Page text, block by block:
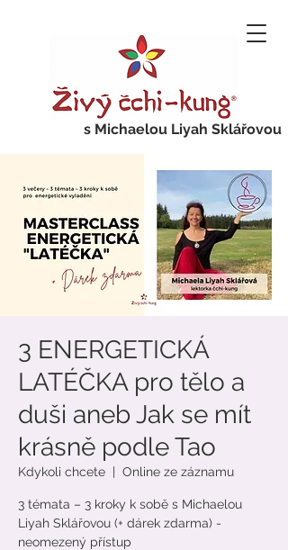
s Michaelou Liyah Sklářovou
3 ENERGETICKÁ
LATÉČKA pro tělo a
duši aneb Jak se mít
krásně podle Tao
Kdykoli chcete
  |
Online ze záznamu
3 témata – 3 kroky k sobě s Michaelou
Liyah Sklářovou (+ dárek zdarma) -
neomezený přístup